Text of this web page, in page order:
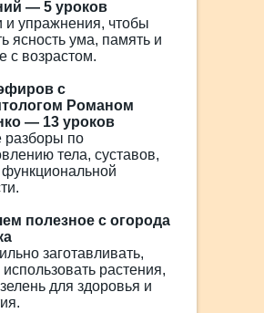
— 5 уроков
и упражнения, чтобы
ясность ума, память и
с возрастом.
с
Романом
— 13 уроков
разборы по
тела, суставов,
функциональной
полезное с огорода
заготавливать,
растения,
для здоровья и